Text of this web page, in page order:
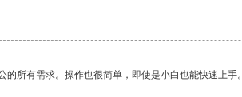
所有需求。操作也很简单，即使是小白也能快速上手。